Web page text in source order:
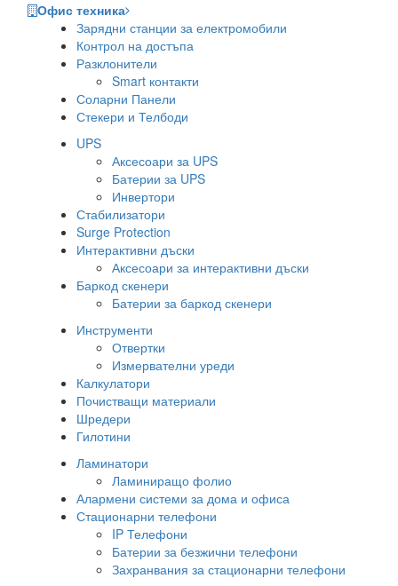
Офис техника
Зарядни станции за електромобили
Контрол на достъпа
Разклонители
Smart контакти
Соларни Панели
Стекери и Телбоди
UPS
Аксесоари за UPS
Батерии за UPS
Инвертори
Стабилизатори
Surge Protection
Интерактивни дъски
Аксесоари за интерактивни дъски
Баркод скенери
Батерии за баркод скенери
Инструменти
Отвертки
Измервателни уреди
Калкулатори
Почистващи материали
Шредери
Гилотини
Ламинатори
Ламиниращо фолио
Алармени системи за дома и офиса
Стационарни телефони
IP Телефони
Батерии за безжични телефони
Захранвания за стационарни телефони